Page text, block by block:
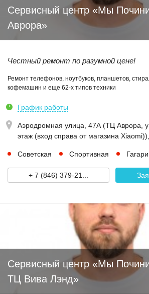
Сервисный центр «Мы
Аврора»
Честный ремонт по разумной цене!
Ремонт телефонов, ноутбуков, планшетов,
кофемашин и еще 62-х типов техники
График работы
Аэродромная улица, 47А (ТЦ Аврора,
этаж (вход справа от магазина Xiaomi))
Советская Спортивная
+ 7 (846) 379-21...
Сервисный центр «Мы
ТЦ Вива Лэнд»